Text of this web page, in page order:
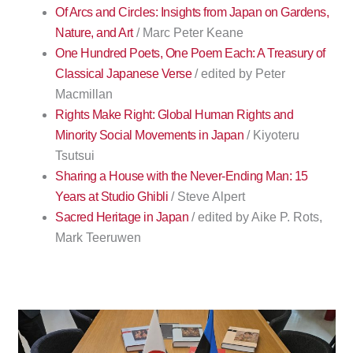
Of Arcs and Circles: Insights from Japan on Gardens,
Nature, and Art/ Marc Peter Keane
One Hundred Poets, One Poem Each: A Treasury of
Classical Japanese Verse/ edited by Peter
Macmillan
Rights Make Right: Global Human Rights and
Minority Social Movements in Japan / Kiyoteru
Tsutsui
Sharing a House with the Never-Ending Man: 15
Years at Studio Ghibli / Steve Alpert
Sacred Heritage in Japan / edited by Aike P. Rots,
Mark Teeruwen